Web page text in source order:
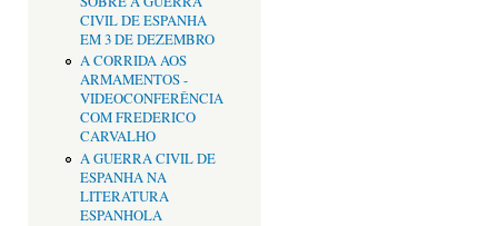
CIVIL DE ESPANHA
EM 3 DE DEZEMBRO
A CORRIDA AOS
ARMAMENTOS -
VIDEOCONFERÊNCIA
COM FREDERICO
CARVALHO
A GUERRA CIVIL DE
ESPANHA NA
LITERATURA
ESPANHOLA